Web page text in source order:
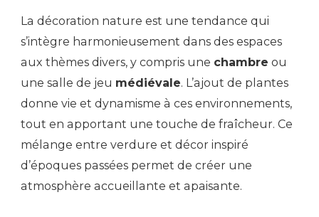
La décoration nature est une tendance qui
s’intègre harmonieusement dans des espaces
aux thèmes divers, y compris une chambre ou
une salle de jeu médiévale. L’ajout de plantes
donne vie et dynamisme à ces environnements,
tout en apportant une touche de fraîcheur. Ce
mélange entre verdure et décor inspiré
d’époques passées permet de créer une
atmosphère accueillante et apaisante.